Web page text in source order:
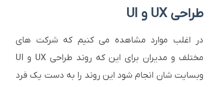
طراحی UX و UI
در اغلب موارد مشاهده می کنیم که شرکت های
مختلف و مدیران برای این که روند طراحی UX و UI
وبسایت شان انجام شود این روند را به دست یک فرد